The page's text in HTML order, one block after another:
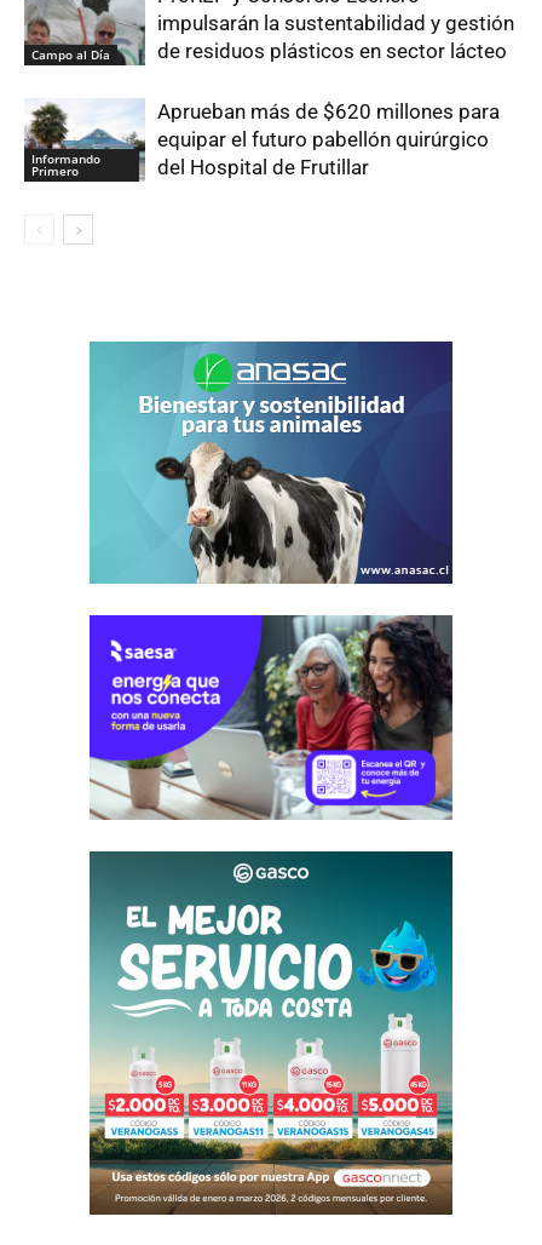
Campo al Día
impulsarán la sustentabilidad y gestión
de residuos plásticos en sector lácteo
Informando
Primero
Aprueban más de $620 millones para
equipar el futuro pabellón quirúrgico
del Hospital de Frutillar